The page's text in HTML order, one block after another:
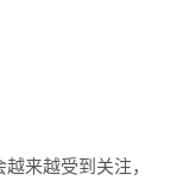
来越受到关注，